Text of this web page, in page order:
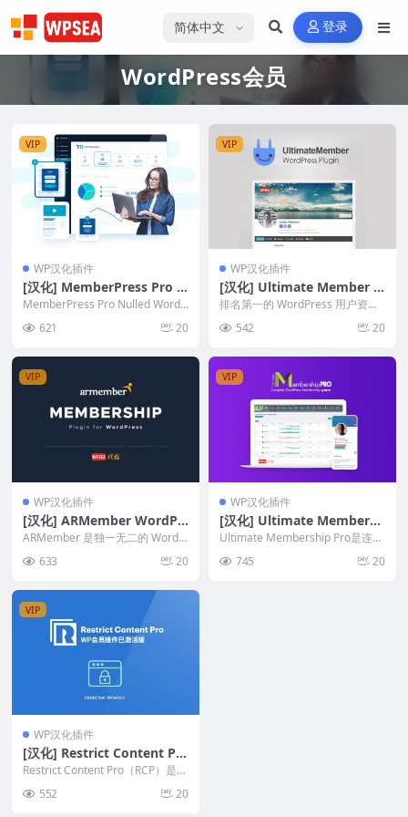
选择语言 登录
WordPress会员
VIP
WP汉化插件
[汉化] MemberPress Pro v
1.12.9 一体化会员管理插件
MemberPress Pro Nulled WordP
621 20
VIP
WP汉化插件
[汉化] Ultimate Member v
2.10.3 会员用户资料分类管
理插件
排名第一的 WordPress 用户资料
542 20
VIP
WP汉化插件
[汉化] ARMember WordPr
ess订阅会员管理插件 v6.4.1
ARMember 是独一无二的 WordP
提供...
633 20
VIP
WP汉化插件
[汉化] Ultimate Membersh
ip Pro v13.4 高级版会员制
Ultimate Membership Pro是连续
745 20
VIP
WP汉化插件
[汉化] Restrict Content Pr
o v3.5.45.1 付费内容限制管
理会员插件+全套扩展插件
Restrict Content Pro（RCP）是一
552 20